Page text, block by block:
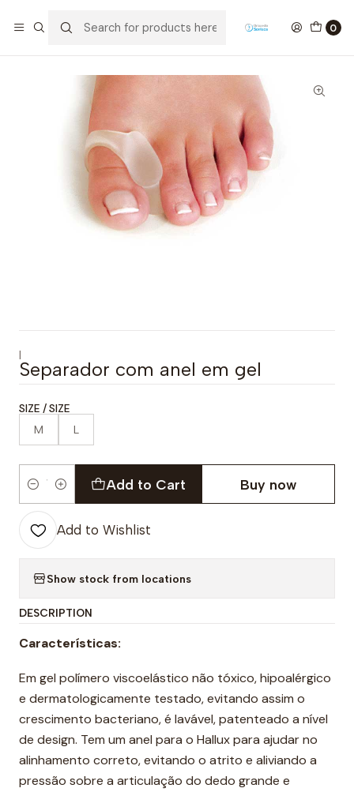
0
Separador com anel em gel
|
Separador com anel em gel
SIZE / SIZE
M L
Quantity
Add to Cart Buy now
Add to Wishlist
Show stock from locations
DESCRIPTION
Características:
Em gel polímero viscoelástico não tóxico, hipoalérgico
e dermatologicamente testado, evitando assim o
crescimento bacteriano, é lavável, patenteado a nível
de design. Tem um anel para o Hallux para ajudar no
alinhamento correto, evitando o atrito e aliviando a
pressão sobre a articulação do dedo grande e